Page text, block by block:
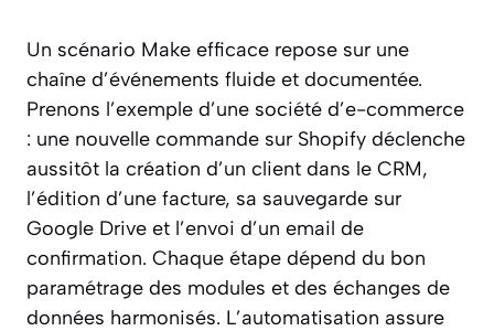
Un scénario Make efficace repose sur une
chaîne d’événements fluide et documentée.
Prenons l’exemple d’une société d’e-commerce
: une nouvelle commande sur Shopify déclenche
aussitôt la création d’un client dans le CRM,
l’édition d’une facture, sa sauvegarde sur
Google Drive et l’envoi d’un email de
confirmation. Chaque étape dépend du bon
paramétrage des modules et des échanges de
données harmonisés. L’automatisation assure